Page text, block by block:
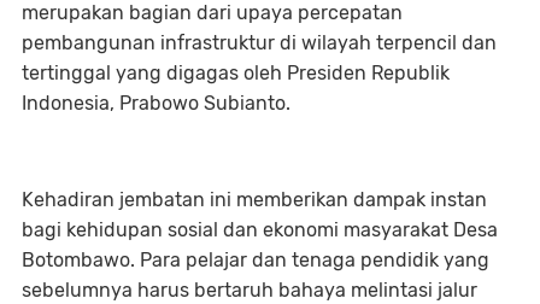
merupakan bagian dari upaya percepatan
pembangunan infrastruktur di wilayah terpencil dan
tertinggal yang digagas oleh Presiden Republik
Indonesia, Prabowo Subianto.
Kehadiran jembatan ini memberikan dampak instan
bagi kehidupan sosial dan ekonomi masyarakat Desa
Botombawo. Para pelajar dan tenaga pendidik yang
sebelumnya harus bertaruh bahaya melintasi jalur